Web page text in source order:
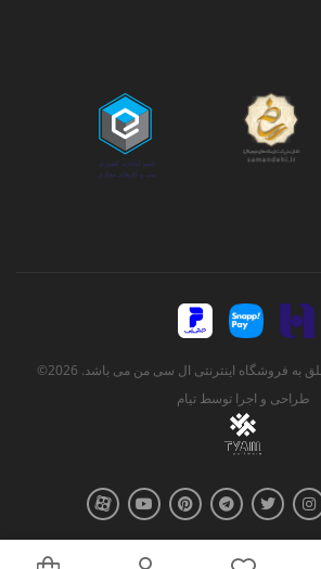
به فروشگاه اینترنتی ال سی من می باشد. 2026©
طراحی و اجرا توسطتیام